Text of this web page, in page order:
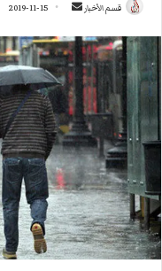
قسم الأخبار
س
ل
ب
ر
ي
د
إ
ل
ك
ت
2019-11-15